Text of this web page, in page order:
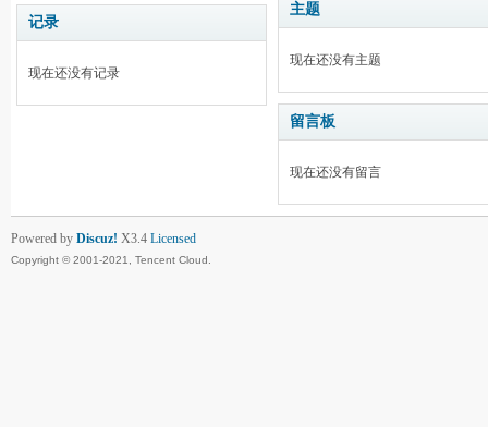
记录
现在还没有记录
主题
现在还没有主题
留言板
现在还没有留言
Powered by Discuz! X3.4 Licensed
Copyright © 2001-2021, Tencent Cloud.